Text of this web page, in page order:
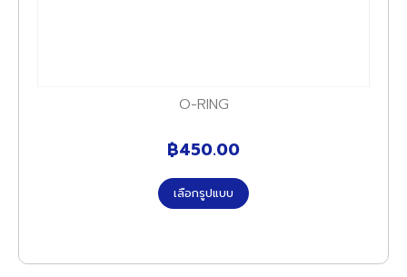
O-RING
฿450.00
เลือกรูปแบบ